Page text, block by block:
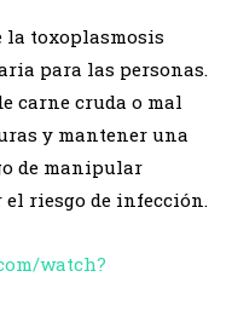
toxoplasmosis
para las personas.
carne cruda o mal
y mantener una
de manipular
riesgo de infección.
watch?